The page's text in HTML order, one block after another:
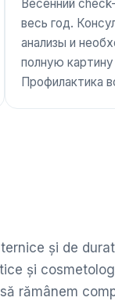
Весенний
весь год.
анализы и
полную
Профилактика
și de
și
rămânem